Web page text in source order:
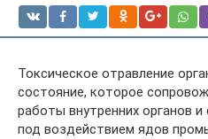
Токсическое отравление
состояние, которое
работы внутренних органов
под воздействием ядов